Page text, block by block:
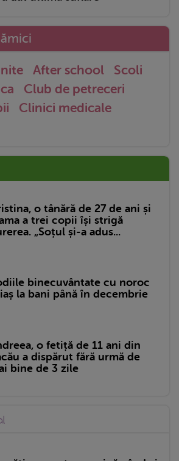
After school
Scoli
Club de petreceri
Clinici medicale
o tânără de 27 de ani și
a trei copii își strigă
„Soțul și-a adus...
binecuvântate cu noroc
la bani până în decembrie
o fetiță de 11 ani din
a dispărut fără urmă de
bine de 3 zile